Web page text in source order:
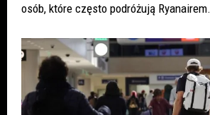
osób, które często podróżują Ryanairem.